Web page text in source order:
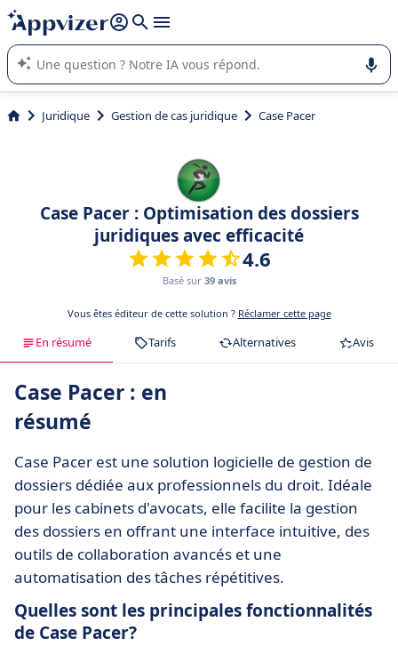
répondre (plusieurs lignes avec
L'IA de Appvizer vous guide dans l'utilisation ou la sélection de
logiciel SaaS en entreprise.
Juridique Gestion de cas juridique Case Pacer
Case Pacer : Optimisation des dossiers
juridiques avec efficacité
4.6
Basé sur 39 avis
Vous êtes éditeur de cette solution ? Réclamer cette page
En résumé Tarifs Alternatives Avis
Case Pacer : en
résumé
Case Pacer est une solution logicielle de gestion de
dossiers dédiée aux professionnels du droit. Idéale
pour les cabinets d'avocats, elle facilite la gestion
des dossiers en offrant une interface intuitive, des
outils de collaboration avancés et une
automatisation des tâches répétitives.
Quelles sont les principales fonctionnalités
de Case Pacer?